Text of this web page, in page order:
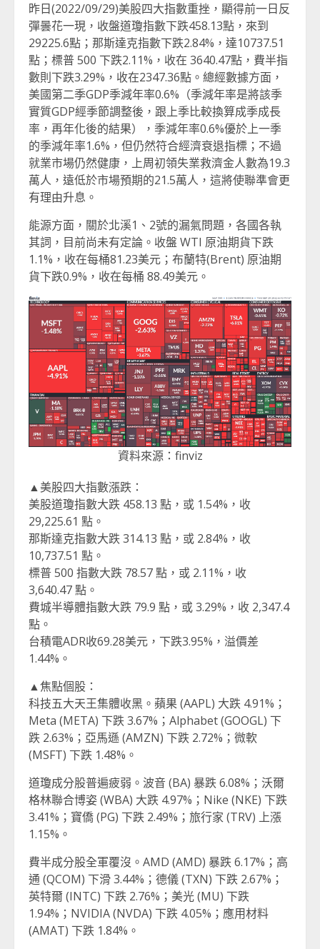
昨日(2022/09/29)美股四大指數重挫，顯得前一日反
彈曇花一現，收盤道瓊指數下跌458.13點，來到
29225.6點；那斯達克指數下跌2.84%，達10737.51
點；標普 500 下跌2.11%，收在 3640.47點，費半指
數則下跌3.29%，收在2347.36點。總經數據方面，
美國第二季GDP季減年率0.6%（季減年率是將該季
實質GDP經季節調整後，跟上季比較換算成季成長
率，再年化後的結果），季減年率0.6%優於上一季
的季減年率1.6%，但仍然符合經濟衰退指標；不過
就業市場仍然健康，上周初領失業救濟金人數為19.3
萬人，遠低於市場預期的21.5萬人，這將使聯準會更
有理由升息。
能源方面，關於北溪1、2號的漏氣問題，各國各執
其詞，目前尚未有定論。收盤 WTI 原油期貨下跌
1.1%，收在每桶81.23美元；布蘭特(Brent) 原油期
貨下跌0.9%，收在每桶 88.49美元。
資料來源：finviz
▲美股四大指數漲跌：
美股道瓊指數大跌 458.13 點，或 1.54%，收
29,225.61 點。
那斯達克指數大跌 314.13 點，或 2.84%，收
10,737.51 點。
標普 500 指數大跌 78.57 點，或 2.11%，收
3,640.47 點。
費城半導體指數大跌 79.9 點，或 3.29%，收 2,347.4
點。
台積電ADR收69.28美元，下跌3.95%，溢價差
1.44%。
▲焦點個股：
科技五大天王集體收黑。蘋果 (AAPL) 大跌 4.91%；
Meta (META) 下跌 3.67%；Alphabet (GOOGL) 下
跌 2.63%；亞馬遜 (AMZN) 下跌 2.72%；微軟
(MSFT) 下跌 1.48%。
道瓊成分股普遍疲弱。波音 (BA) 暴跌 6.08%；沃爾
格林聯合博姿 (WBA) 大跌 4.97%；Nike (NKE) 下跌
3.41%；寶僑 (PG) 下跌 2.49%；旅行家 (TRV) 上漲
1.15%。
費半成分股全軍覆沒。AMD (AMD) 暴跌 6.17%；高
通 (QCOM) 下滑 3.44%；德儀 (TXN) 下跌 2.67%；
英特爾 (INTC) 下跌 2.76%；美光 (MU) 下跌
1.94%；NVIDIA (NVDA) 下跌 4.05%；應用材料
(AMAT) 下跌 1.84%。